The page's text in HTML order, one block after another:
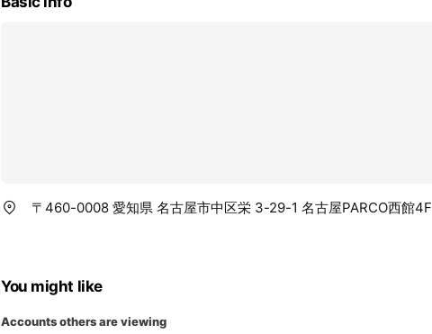
〒460-0008 愛知県 名古屋市中区栄 3-29-1 名古屋PARCO西館4F
You might like
Accounts others are viewing